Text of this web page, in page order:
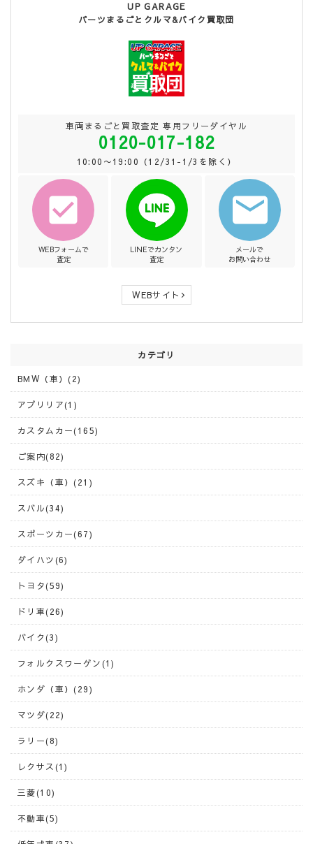
UP GARAGE
パーツまるごとクルマ&バイク買取団
車両まるごと買取査定 専用フリーダイヤル
0120-017-182
10:00〜19:00（12/31-1/3を除く）
WEBフォームで
査定
LINEでカンタン
査定
メールで
お問い合わせ
WEBサイト
カテゴリ
BMW（車）(2)
アプリリア(1)
カスタムカー(165)
ご案内(82)
スズキ（車）(21)
スバル(34)
スポーツカー(67)
ダイハツ(6)
トヨタ(59)
ドリ車(26)
バイク(3)
フォルクスワーゲン(1)
ホンダ（車）(29)
マツダ(22)
ラリー(8)
レクサス(1)
三菱(10)
不動車(5)